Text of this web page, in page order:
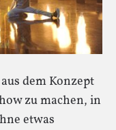
dem Konzept
zu machen, in
etwas